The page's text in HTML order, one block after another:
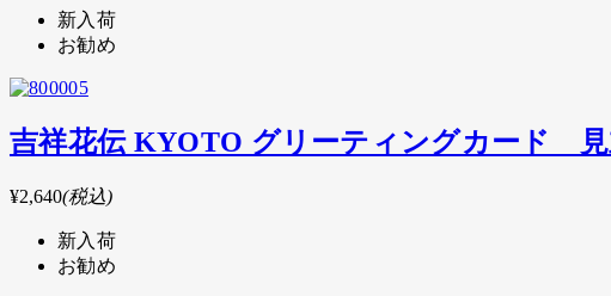
新入荷
お勧め
吉祥花伝 KYOTO グリーティングカード 見
¥2,640(税込)
新入荷
お勧め